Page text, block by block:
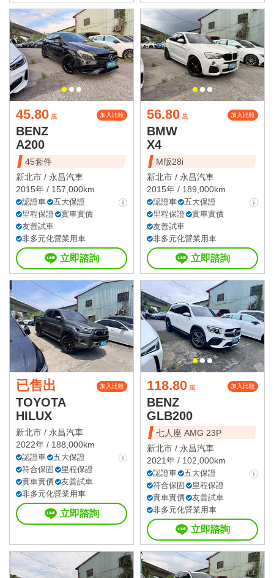
45.80 萬 加入比較
BENZ
A200
45套件
新北市 / 永昌汽車
2015年 / 157,000km
認證車
五大保證
里程保證
實車實價
友善試車
非多元化營業用車
立即諮詢
56.80 萬 加入比較
BMW
X4
M版28i
新北市 / 永昌汽車
2015年 / 189,000km
認證車
五大保證
里程保證
實車實價
友善試車
非多元化營業用車
立即諮詢
已售出 加入比較
TOYOTA
HILUX
新北市 / 永昌汽車
2022年 / 188,000km
認證車
五大保證
符合保固
里程保證
實車實價
友善試車
非多元化營業用車
立即諮詢
118.80 萬 加入比較
BENZ
GLB200
七人座 AMG 23P
新北市 / 永昌汽車
2021年 / 102,000km
認證車
五大保證
符合保固
里程保證
實車實價
友善試車
非多元化營業用車
立即諮詢